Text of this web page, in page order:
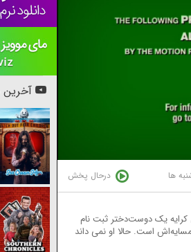
ها درحال پخش
یک دوست‌دختر ثبت نام
است. حالا او نمی داند